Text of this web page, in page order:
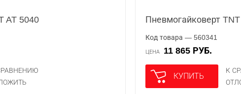
AT 5040 Пневмогайковерт
Код товара — 560341
ЦЕНА 11 865 РУБ.
КУПИТЬ
К